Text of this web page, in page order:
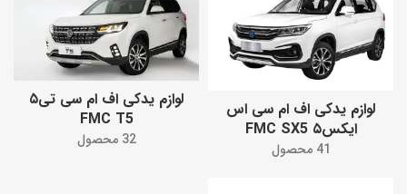
لوازم یدکی اف ام سی اس
ایکس۵ FMC SX5
41 محصول
لوازم یدکی اف ام‌ سی تی۵
FMC T5
32 محصول